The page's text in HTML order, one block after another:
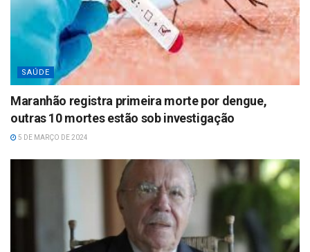
SAÚDE
Maranhão registra primeira morte por dengue,
outras 10 mortes estão sob investigação
5 DE MARÇO DE 2024